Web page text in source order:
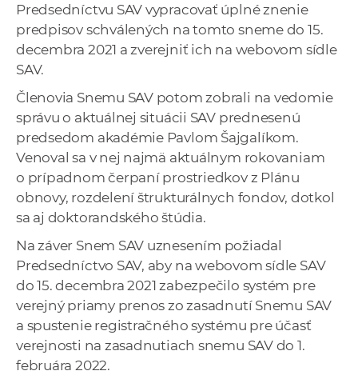
Predsedníctvu SAV vypracovať úplné znenie
predpisov schválených na tomto sneme do 15.
decembra 2021 a zverejniť ich na webovom sídle
SAV.
Členovia Snemu SAV potom zobrali na vedomie
správu o aktuálnej situácii SAV prednesenú
predsedom akadémie Pavlom Šajgalíkom.
Venoval sa v nej najmä aktuálnym rokovaniam
o prípadnom čerpaní prostriedkov z Plánu
obnovy, rozdelení štrukturálnych fondov, dotkol
sa aj doktorandského štúdia.
Na záver Snem SAV uznesením požiadal
Predsedníctvo SAV, aby na webovom sídle SAV
do 15. decembra 2021 zabezpečilo systém pre
verejný priamy prenos zo zasadnutí Snemu SAV
a spustenie registračného systému pre účasť
verejnosti na zasadnutiach snemu SAV do 1.
februára 2022.